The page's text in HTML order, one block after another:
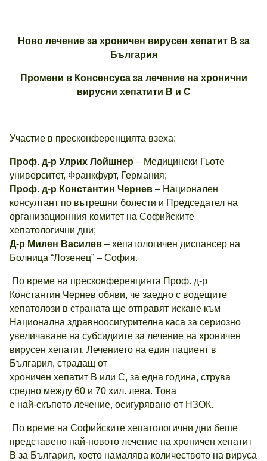
Ново лечение за хроничен вирусен хепатит В за
България
Промени в Консенсуса за лечение на хронични
вирусни хепатити В и С
Участие в пресконференцията взеха:
Проф. д-р Улрих Лойшнер – Медицински Гьоте
университет, Франкфурт, Германия;
Проф. д-р Константин Чернев – Национален
консултант по вътрешни болести и Председател на
организационния комитет на Софийските
хепатологични дни;
Д-р Милен Василев – хепатологичен диспансер на
Болница “Лозенец” – София.
По време на пресконференцията Проф. д-р
Константин Чернев обяви, че заедно с водещите
хепатолози в страната ще отправят искане към
Национална здравноосигурителна каса за сериозно
увеличаване на субсидиите за лечение на хроничен
вирусен хепатит. Лечението на един пациент в
България, страдащ от
хроничен хепатит В или С, за една година, струва
средно между 60 и 70 хил. лева. Това
е най-скъпото лечение, осигурявано от НЗОК.
По време на Софийските хепатологични дни беше
представено най-новото лечение на хроничен хепатит
В за България, което намалява количеството на вируса